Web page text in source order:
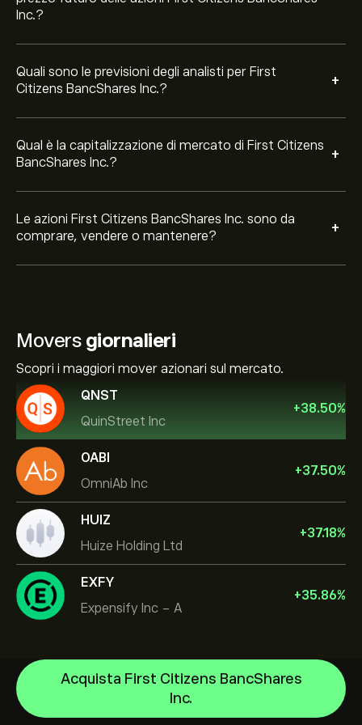
Inc.?
Quali sono le previsioni degli analisti per First
Citizens BancShares Inc.?
+
Qual è la capitalizzazione di mercato di First Citizens
BancShares Inc.?
+
Le azioni First Citizens BancShares Inc. sono da
comprare, vendere o mantenere?
+
Movers giornalieri
Scopri i maggiori mover azionari sul mercato.
QNST
QuinStreet Inc
+38.50%
OABI
OmniAb Inc
+37.50%
HUIZ
Huize Holding Ltd
+37.18%
EXFY
Expensify Inc - A
+35.86%
Acquista First Citizens BancShares
Inc.
NVIDIA Corporation
Amazon.com Inc